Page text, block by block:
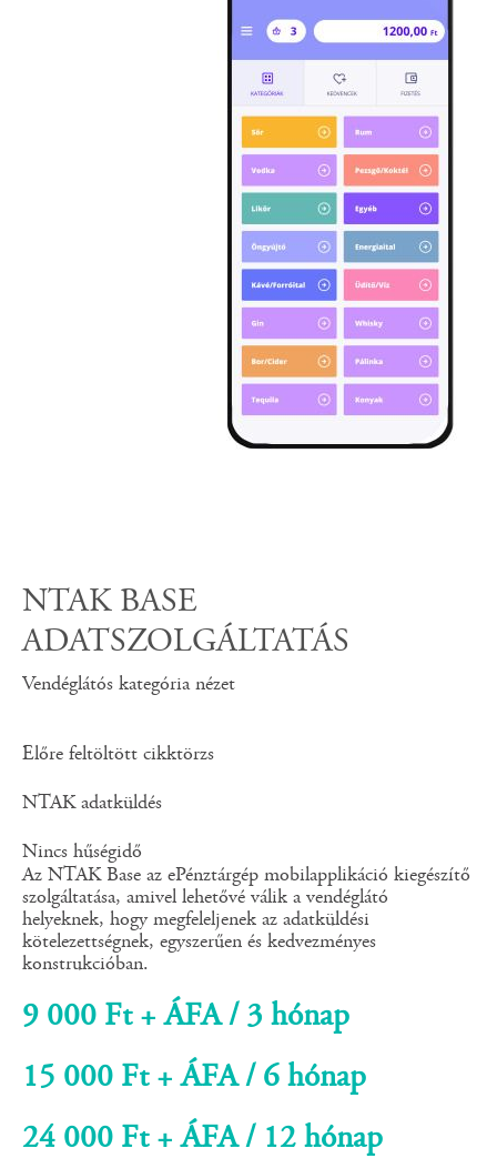
NTAK BASE
ADATSZOLGÁLTATÁS
Vendéglátós kategória nézet
Előre feltöltött cikktörzs
NTAK adatküldés
Nincs hűségidő
Az NTAK Base az ePénztárgép mobilapplikáció kiegészítő
szolgáltatása, amivel lehetővé válik a vendéglátó
helyeknek, hogy megfeleljenek az adatküldési
kötelezettségnek, egyszerűen és kedvezményes
konstrukcióban.
9 000 Ft + ÁFA / 3 hónap
15 000 Ft + ÁFA / 6 hónap
24 000 Ft + ÁFA / 12 hónap